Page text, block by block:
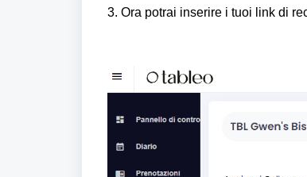
3. Ora potrai inserire i tuoi link di